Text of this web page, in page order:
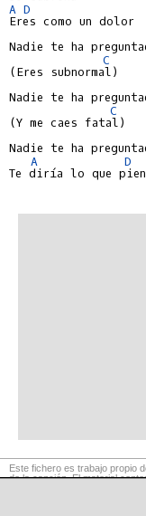
A D
Eres como un dolor
Nadie te ha
C
(Eres subnormal)
Nadie te ha
C
(Y me caes fatal)
Nadie te ha
A
D
Te diría lo que
Este fichero es trabajo propio
de la canción. El material